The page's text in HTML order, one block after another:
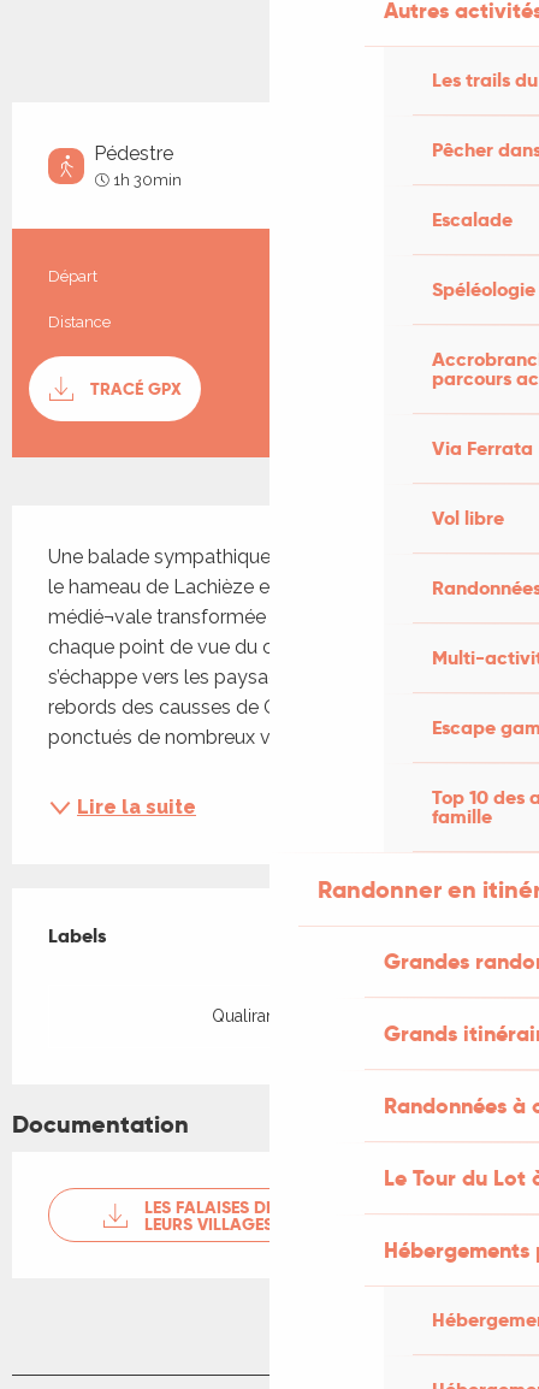
Autres
Les trails
Pêcher
Escalade
Spéléologie
parcours
Via Ferrata
Vol libre
Multi-
Escape
Top 10 des
famille
Randonner en
Grandes
Grands
Randonnées
Le Tour du Lot
Pédestre
1h 30min
Informations pratiques
Départ Saint-Sozy
Distance 3.5 km
Documentation
TRACÉ GPX
Une balade sympathique qui permet de découvrir
le hameau de Lachièze et son étonnante tour
médié¬vale transformée par les Mirepoises… À
chaque point de vue du circuit, le regard
s’échappe vers les paysages de la vallée et des
rebords des causses de Gramat et de Martel,
ponctués de nombreux villages...
Lire la suite
Labels
Labels
Qualirando Lot
Documentation
LES FALAISES DE LA DORDOGNE ET
LEURS VILLAGES